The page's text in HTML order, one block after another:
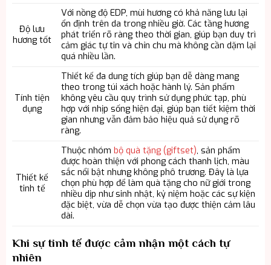
Độ lưu
hương tốt
Với nồng độ EDP, mùi hương có khả năng lưu lại
ổn định trên da trong nhiều giờ. Các tầng hương
phát triển rõ ràng theo thời gian, giúp bạn duy trì
cảm giác tự tin và chỉn chu mà không cần dặm lại
quá nhiều lần.
Tính tiện
dụng
Thiết kế đa dung tích giúp bạn dễ dàng mang
theo trong túi xách hoặc hành lý. Sản phẩm
không yêu cầu quy trình sử dụng phức tạp, phù
hợp với nhịp sống hiện đại, giúp bạn tiết kiệm thời
gian nhưng vẫn đảm bảo hiệu quả sử dụng rõ
ràng.
Thiết kế
tinh tế
Thuộc nhóm bộ quà tặng (giftset), sản phẩm
được hoàn thiện với phong cách thanh lịch, màu
sắc nổi bật nhưng không phô trương. Đây là lựa
chọn phù hợp để làm quà tặng cho nữ giới trong
nhiều dịp như sinh nhật, kỷ niệm hoặc các sự kiện
đặc biệt, vừa dễ chọn vừa tạo được thiện cảm lâu
dài.
Khi sự tinh tế được cảm nhận một cách tự
nhiên